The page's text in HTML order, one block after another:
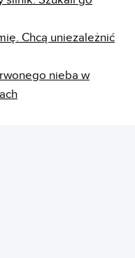
Chcą uniezależnić
nieba w